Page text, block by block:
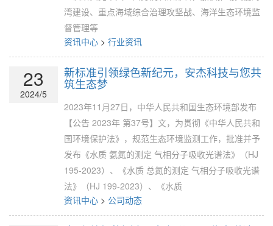
湾建设、重点海域综合治理攻坚战、海洋生态环境监
督管理等
资讯中心 > 行业资讯
23
2024/5
新标准引领绿色新纪元，安杰科技与您共
筑生态梦
2023年11月27日，中华人民共和国生态环境部发布
【公告 2023年 第37号】文，为贯彻《中华人民共和
国环境保护法》，规范生态环境监测工作，批准并予
发布《水质 氨氮的测定 气相分子吸收光谱法》（HJ
195-2023）、《水质 总氮的测定 气相分子吸收光谱
法》（HJ 199-2023）、《水质
资讯中心 > 公司动态